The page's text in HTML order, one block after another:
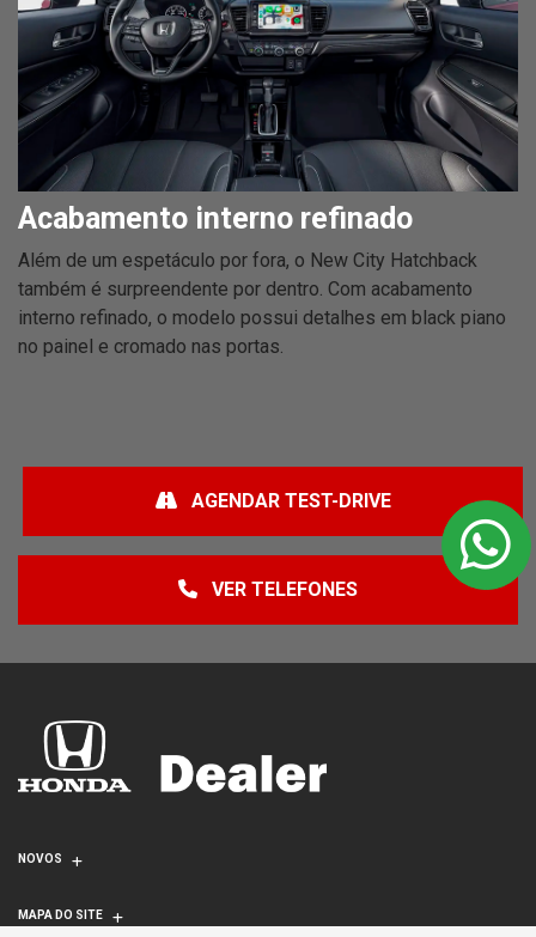
Acabamento interno refinado
Além de um espetáculo por fora, o New City Hatchback
também é surpreendente por dentro. Com acabamento
interno refinado, o modelo possui detalhes em black piano
no painel e cromado nas portas.
VER TELEFONES
AGENDAR TEST-DRIVE
NOVOS
MAPA DO SITE